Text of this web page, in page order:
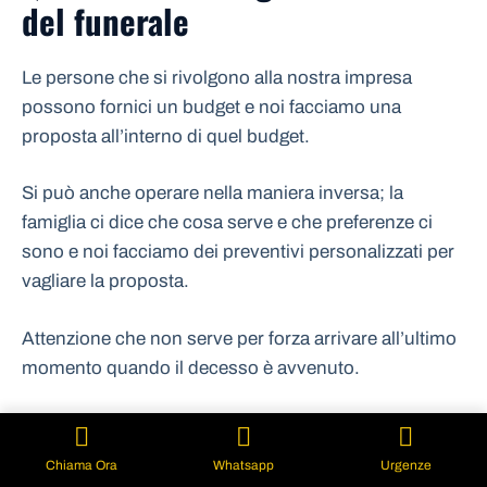
del funerale
Le persone che si rivolgono alla nostra impresa
possono fornici un budget e noi facciamo una
proposta all’interno di quel budget.
Si può anche operare nella maniera inversa; la
famiglia ci dice che cosa serve e che preferenze ci
sono e noi facciamo dei preventivi personalizzati per
vagliare la proposta.
Attenzione che non serve per forza arrivare all’ultimo
momento quando il decesso è avvenuto.
Siamo sempre disponibili come Imprese funebri
Monza a metterci d’accordo per un servizio funebre
Chiama Ora Whatsapp Urgenze